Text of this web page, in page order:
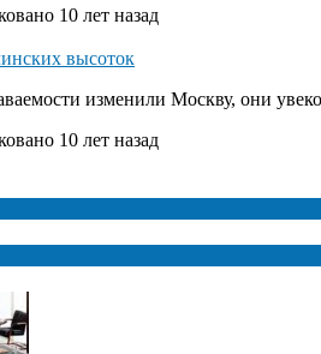
10 лет назад
высоток
изменили Москву, они
10 лет назад